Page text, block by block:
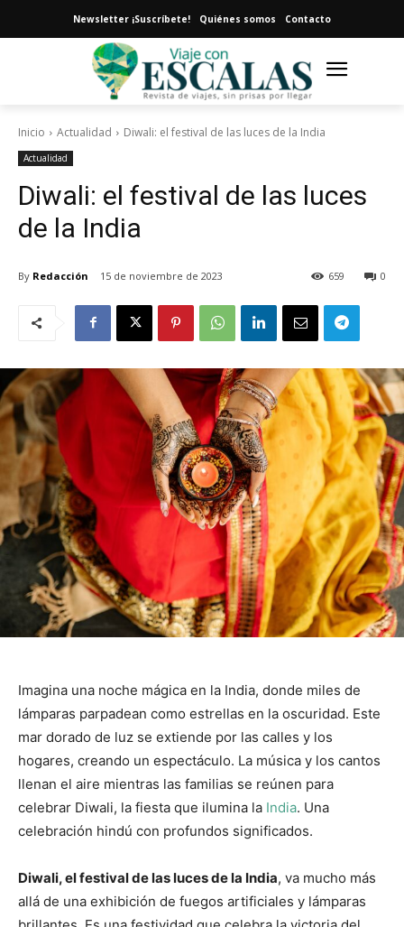
Newsletter ¡Suscríbete! Quiénes somos Contacto
Inicio Actualidad Diwali: el festival de las luces de la India
Actualidad
Diwali: el festival de las luces
de la India
By Redacción 15 de noviembre de 2023 0
659
Imagina una noche mágica en la India, donde miles de
lámparas parpadean como estrellas en la oscuridad. Este
mar dorado de luz se extiende por las calles y los
hogares, creando un espectáculo. La música y los cantos
llenan el aire mientras las familias se reúnen para
celebrar Diwali, la fiesta que ilumina la India. Una
celebración hindú con profundos significados.
Diwali, el festival de las luces de la India, va mucho más
allá de una exhibición de fuegos artificiales y lámparas